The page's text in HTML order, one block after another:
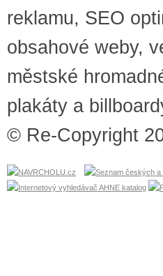
reklamu, SEO
obsahové weby,
městské
plakáty a
© Re-Copyright